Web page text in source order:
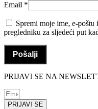
Email *
Spremi moje ime, e-
pregledniku za sljedeći put
PRIJAVI SE NA
PRIJAVI SE